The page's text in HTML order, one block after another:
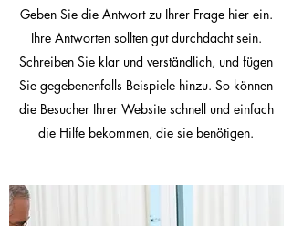
Geben Sie die Antwort zu Ihrer Frage hier ein.
Ihre Antworten sollten gut durchdacht sein.
Schreiben Sie klar und verständlich, und fügen
Sie gegebenenfalls Beispiele hinzu. So können
die Besucher Ihrer Website schnell und einfach
die Hilfe bekommen, die sie benötigen.